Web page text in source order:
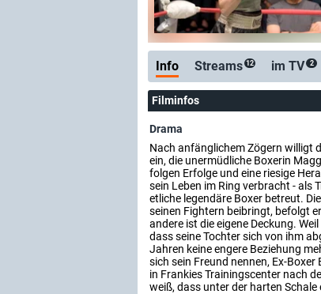
Info Streams 12 im TV 2
Filminfos
Drama
Nach anfänglichem Zögern willigt
ein, die unermüdliche Boxerin
folgen Erfolge und eine riesige
sein Leben im Ring verbracht - als
etliche legendäre Boxer betreut.
seinen Fightern beibringt, befolgt
andere ist die eigene Deckung.
dass seine Tochter sich von ihm
Jahren keine engere Beziehung
sich sein Freund nennen, Ex-Boxer
in Frankies Trainingscenter nach
weiß, dass unter der harten